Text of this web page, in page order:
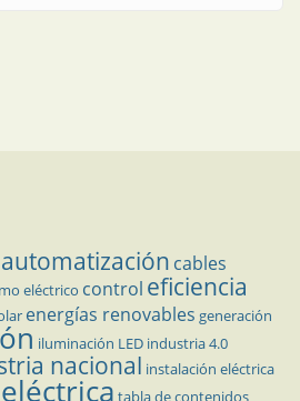
automatización cables
eléctrico control eficiencia
energías renovables generación
iluminación LED industria 4.0
nacional instalación eléctrica
tabla de contenidos